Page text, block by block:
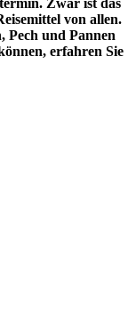
Zwar ist das
von allen.
Pech und Pannen
erfahren Sie